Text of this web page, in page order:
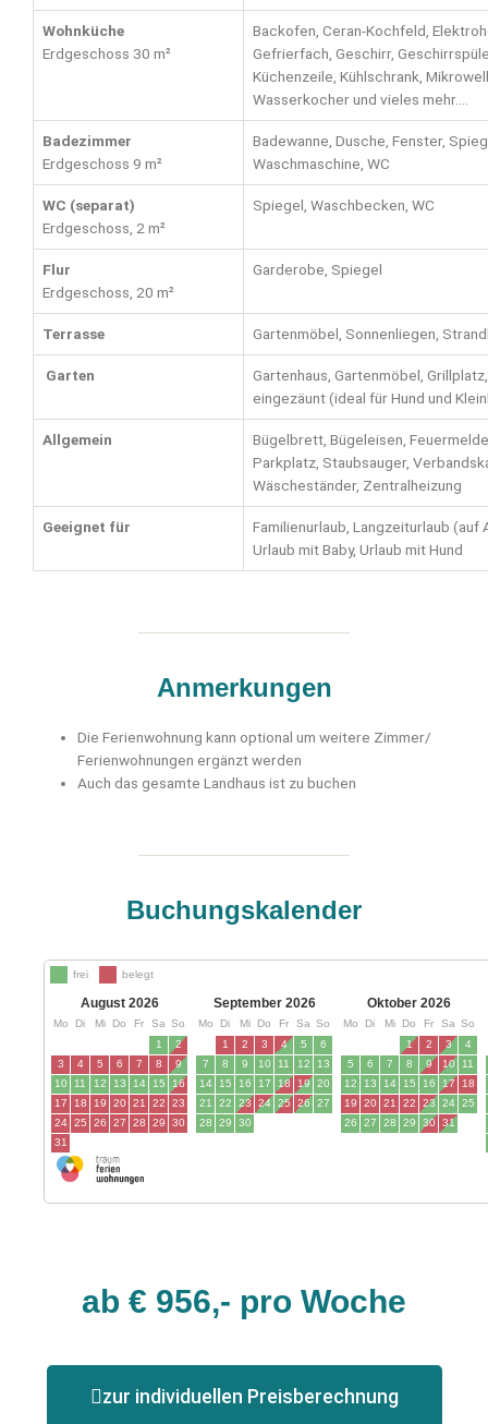
Wohnküche
Erdgeschoss 30 m²
Backofen, Ceran-Kochfeld,
Gefrierfach, Geschirr,
Küchenzeile, Kühlschrank,
Wasserkocher und vieles mehr….
Badezimmer
Erdgeschoss 9 m²
Badewanne, Dusche, Fenster,
Waschmaschine, WC
WC (separat)
Erdgeschoss, 2 m²
Spiegel, Waschbecken, WC
Flur
Erdgeschoss, 20 m²
Garderobe, Spiegel
Terrasse Gartenmöbel, Sonnenliegen,
Garten
Gartenhaus, Gartenmöbel,
eingezäunt (ideal für Hund und
Allgemein
Bügelbrett, Bügeleisen,
Parkplatz, Staubsauger,
Wäscheständer, Zentralheizung
Geeignet für
Familienurlaub, Langzeiturlaub
Urlaub mit Baby, Urlaub mit Hund
Anmerkungen
Die Ferienwohnung kann optional um weitere Zimmer/
Ferienwohnungen ergänzt werden
Auch das gesamte Landhaus ist zu buchen
Buchungskalender
ab € 956,- pro Woche
zur individuellen Preisberechnung